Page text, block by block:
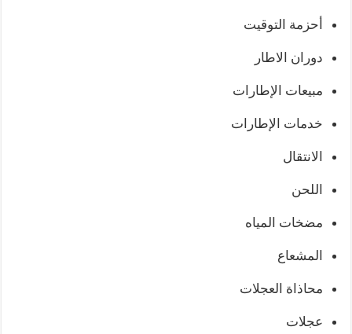
أحزمة التوقيت
دوران الاطار
مبيعات الإطارات
خدمات الإطارات
الانتقال
اللحن
مضخات المياه
المشعاع
محاذاة العجلات
عجلات